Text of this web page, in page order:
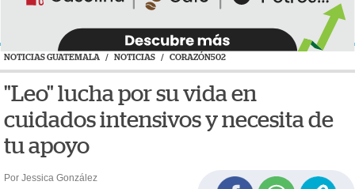
NOTICIAS GUATEMALA / NOTICIAS / CORAZÓN502
"Leo" lucha por su vida en
cuidados intensivos y necesita de
tu apoyo
Por Jessica González